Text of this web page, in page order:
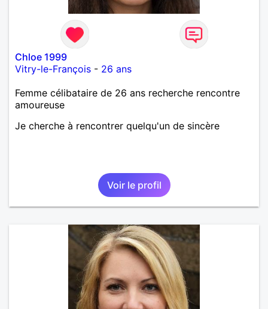
Chloe 1999
Vitry-le-François - 26 ans
Femme célibataire de 26 ans recherche rencontre
amoureuse
Je cherche à rencontrer quelqu'un de sincère
Voir le profil